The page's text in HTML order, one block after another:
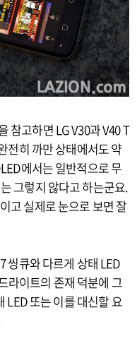
참고하면 LG V30과 V40 T
전히 까만 상태에서도 약
에서는 일반적으로 무
그렇지 않다고 하는군요.
고 실제로 눈으로 보면 잘
씽큐와 다르게 상태 LED
라이트의 존재 덕분에 그
LED 또는 이를 대신할 요